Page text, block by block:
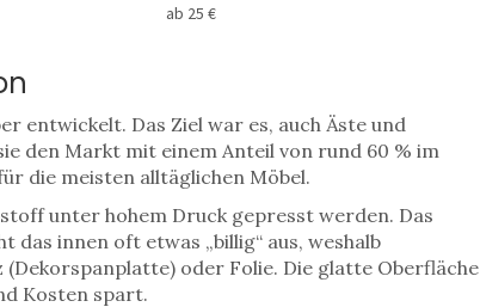
ab 25 €
entwickelt. Das Ziel war es, auch Äste und
den Markt mit einem Anteil von rund 60 % im
die meisten alltäglichen Möbel.
unter hohem Druck gepresst werden. Das
innen oft etwas „billig“ aus, weshalb
oder Folie. Die glatte Oberfläche
Kosten spart.